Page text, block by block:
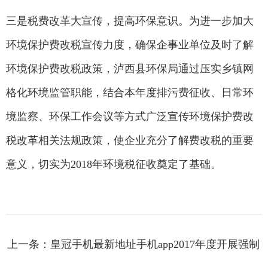
三是税费改革大宣传，提高环保意识。为进一步加大
环境保护费改税宣传力度，确保企事业单位及时了解
环境保护费改税政策，泸西县环保局通过压实乡镇网
格化环境监管职能，结合本年度排污费征收、日常环
境监察、环保工作会议等方式广泛宣传环境保护费改
税改革相关法规政策，使企业充分了解费改税的重要
意义，切实为2018年环境税征收奠定了基础。
上一条：皇冠手机最新地址手机app2017年度开展强制